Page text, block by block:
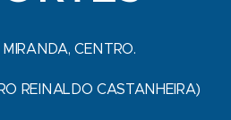
CENTRO.
REINALDO CASTANHEIRA)